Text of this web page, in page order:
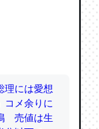
「ずっと前
ほど分かり